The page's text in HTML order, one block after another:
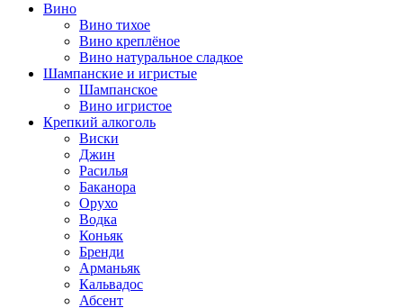
Вино
Вино тихое
Вино креплёное
Вино натуральное сладкое
Шампанские и игристые
Шампанское
Вино игристое
Крепкий алкоголь
Виски
Джин
Расилья
Баканора
Орухо
Водка
Коньяк
Бренди
Арманьяк
Кальвадос
Абсент